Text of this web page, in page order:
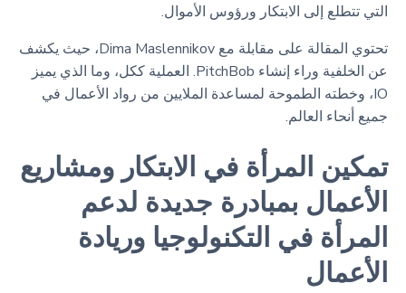
التي تتطلع إلى الابتكار ورؤوس الأموال.
تحتوي المقالة على مقابلة مع Dima Maslennikov، حيث يكشف
عن الخلفية وراء إنشاء PitchBob. العملية ككل، وما الذي يميز
IO، وخطته الطموحة لمساعدة الملايين من رواد الأعمال في
جميع أنحاء العالم.
تمكين المرأة في الابتكار ومشاريع
الأعمال بمبادرة جديدة لدعم
المرأة في التكنولوجيا وريادة
الأعمال